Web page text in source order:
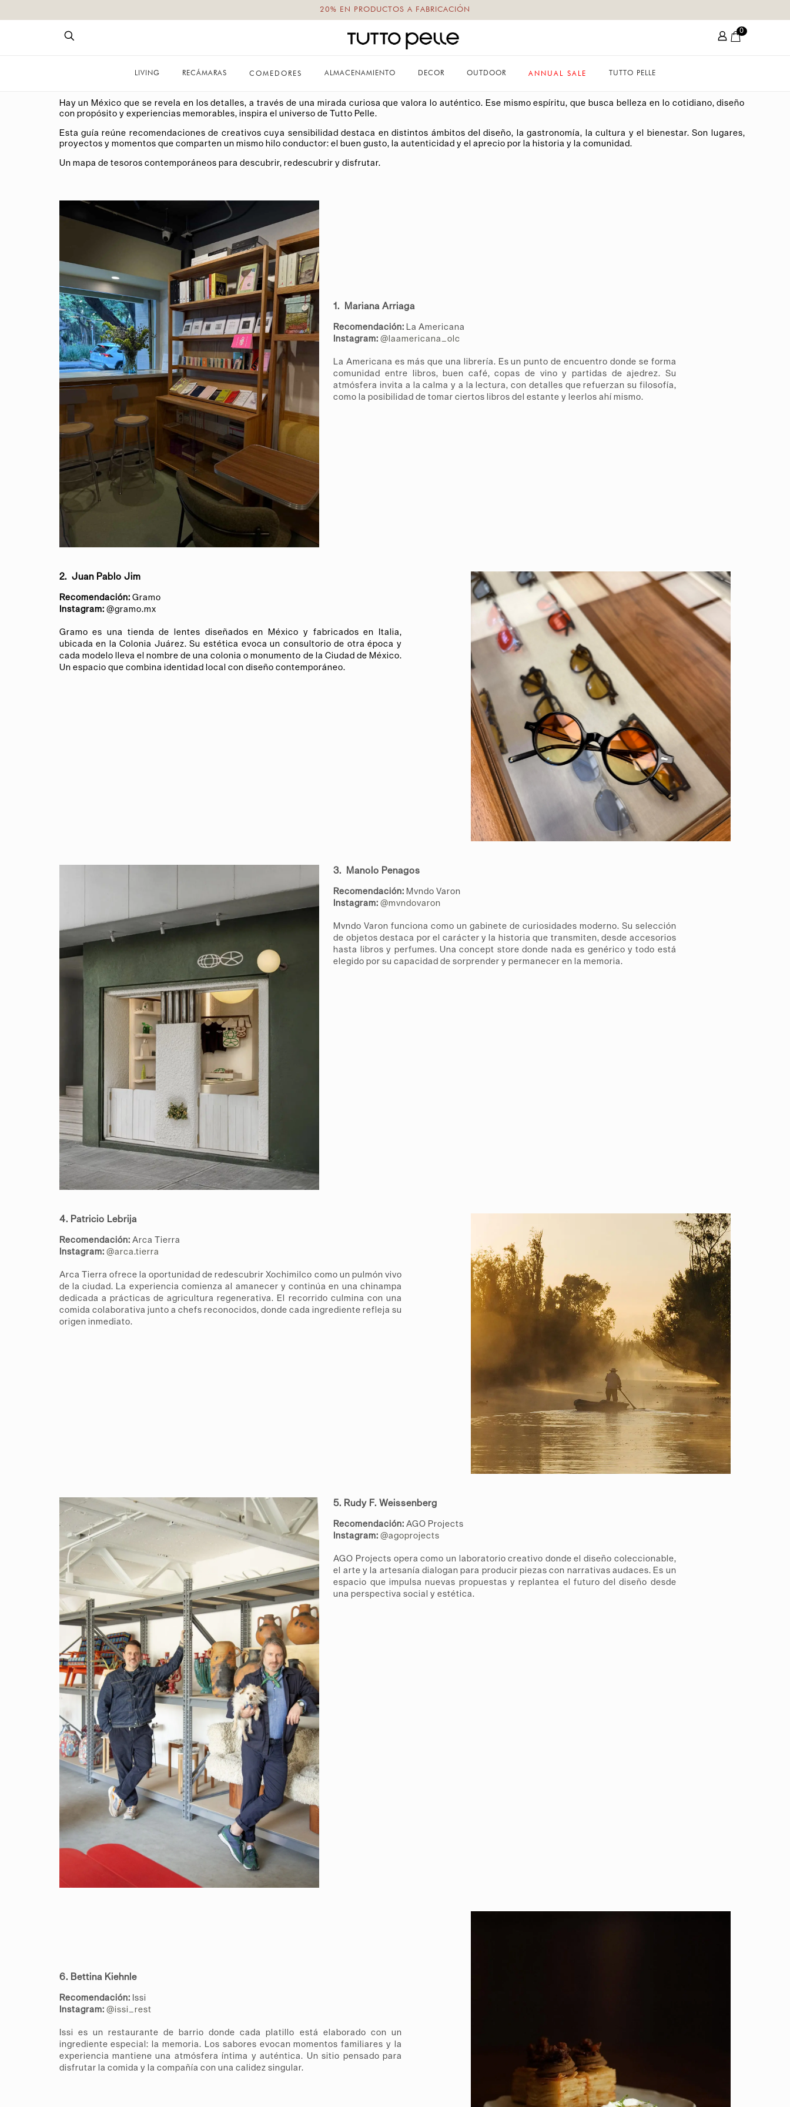
20% EN PRODUCTOS A FABRICACIÓN
0
LIVING RECÁMARAS COMEDORES ALMACENAMIENTO DECOR OUTDOOR ANNUAL SALE TUTTO PELLE
GUÍA PARA LOS CURIOSOS
Hay un México que se revela en los detalles, a través de una mirada curiosa que valora lo auténtico. Ese mismo espíritu, que busca belleza en lo cotidiano, diseño
con propósito y experiencias memorables, inspira el universo de Tutto Pelle.
Esta guía reúne recomendaciones de creativos cuya sensibilidad destaca en distintos ámbitos del diseño, la gastronomía, la cultura y el bienestar. Son lugares,
proyectos y momentos que comparten un mismo hilo conductor: el buen gusto, la autenticidad y el aprecio por la historia y la comunidad.
Un mapa de tesoros contemporáneos para descubrir, redescubrir y disfrutar.
1. Mariana Arriaga
Recomendación: La Americana
Instagram: @laamericana_olc
La Americana es más que una librería. Es un punto de encuentro donde se forma
comunidad entre libros, buen café, copas de vino y partidas de ajedrez. Su
atmósfera invita a la calma y a la lectura, con detalles que refuerzan su filosofía,
como la posibilidad de tomar ciertos libros del estante y leerlos ahí mismo.
2. Juan Pablo Jim
Recomendación: Gramo
Instagram: @gramo.mx
Gramo es una tienda de lentes diseñados en México y fabricados en Italia,
ubicada en la Colonia Juárez. Su estética evoca un consultorio de otra época y
cada modelo lleva el nombre de una colonia o monumento de la Ciudad de México.
Un espacio que combina identidad local con diseño contemporáneo.
3. Manolo Penagos
Recomendación: Mvndo Varon
Instagram: @mvndovaron
Mvndo Varon funciona como un gabinete de curiosidades moderno. Su selección
de objetos destaca por el carácter y la historia que transmiten, desde accesorios
hasta libros y perfumes. Una concept store donde nada es genérico y todo está
elegido por su capacidad de sorprender y permanecer en la memoria.
4. Patricio Lebrija
Recomendación: Arca Tierra
Instagram: @arca.tierra
Arca Tierra ofrece la oportunidad de redescubrir Xochimilco como un pulmón vivo
de la ciudad. La experiencia comienza al amanecer y continúa en una chinampa
dedicada a prácticas de agricultura regenerativa. El recorrido culmina con una
comida colaborativa junto a chefs reconocidos, donde cada ingrediente refleja su
origen inmediato.
5. Rudy F. Weissenberg
Recomendación: AGO Projects
Instagram: @agoprojects
AGO Projects opera como un laboratorio creativo donde el diseño coleccionable,
el arte y la artesanía dialogan para producir piezas con narrativas audaces. Es un
espacio que impulsa nuevas propuestas y replantea el futuro del diseño desde
una perspectiva social y estética.
6. Bettina Kiehnle
Recomendación: Issi
Instagram: @issi_rest
Issi es un restaurante de barrio donde cada platillo está elaborado con un
ingrediente especial: la memoria. Los sabores evocan momentos familiares y la
experiencia mantiene una atmósfera íntima y auténtica. Un sitio pensado para
disfrutar la comida y la compañía con una calidez singular.